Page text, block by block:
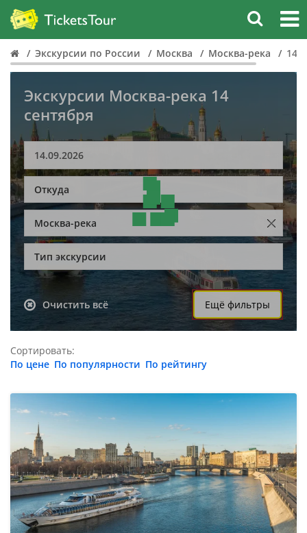
Экскурсии по России Москва Москва-река 14
Экскурсии Москва-река 14
сентября
Откуда
Москва-река
Тип экскурсии
Очистить всё Ещё фильтры
Сортировать:
По цене По популярности По рейтингу